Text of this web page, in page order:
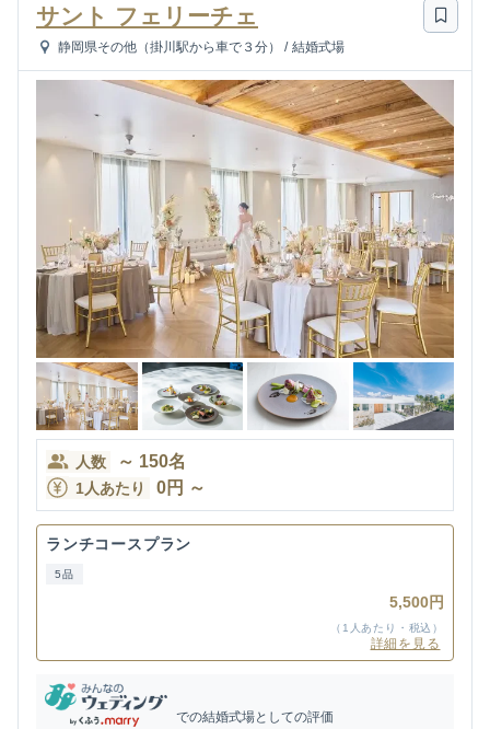
サント フェリーチェ
静岡県その他（掛川駅から車で３分） / 結婚式場
人数 ～ 150名
1人あたり 0円 ～
ランチコースプラン
5品
5,500円
（1人あたり・税込）
詳細を見る
での結婚式場としての評価